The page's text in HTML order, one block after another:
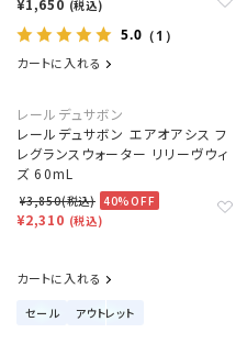
¥1,650 (税込)
5.0 （1）
カートに入れる
レールデュサボン
レールデュサボン エアオアシス フ
レグランスウォーター リリーヴウィ
ズ 60mL
¥3,850(税込) 40%OFF
¥2,310 (税込)
カートに入れる
セール アウトレット